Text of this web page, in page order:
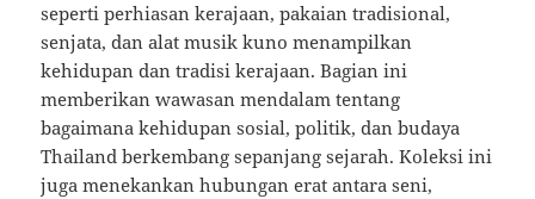
seperti perhiasan kerajaan, pakaian tradisional,
senjata, dan alat musik kuno menampilkan
kehidupan dan tradisi kerajaan. Bagian ini
memberikan wawasan mendalam tentang
bagaimana kehidupan sosial, politik, dan budaya
Thailand berkembang sepanjang sejarah. Koleksi ini
juga menekankan hubungan erat antara seni,